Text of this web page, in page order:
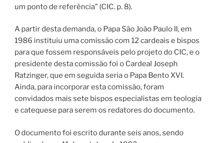
um ponto de referência” (CIC. p. 8).
A partir desta demanda, o Papa São João Paulo II, em
1986 instituiu uma comissão com 12 cardeais e bispos
para que fossem responsáveis pelo projeto do CIC, e o
presidente desta comissão foi o Cardeal Joseph
Ratzinger, que em seguida seria o Papa Bento XVI.
Ainda, para incorporar esta comissão, foram
convidados mais sete bispos especialistas em teologia
e catequese para serem os redatores do documento.
O documento foi escrito durante seis anos, sendo